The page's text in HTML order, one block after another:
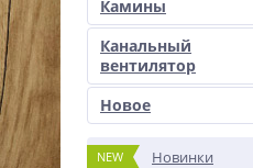
Камины
Канальный
вентилятор
Новое
NEW Новинки